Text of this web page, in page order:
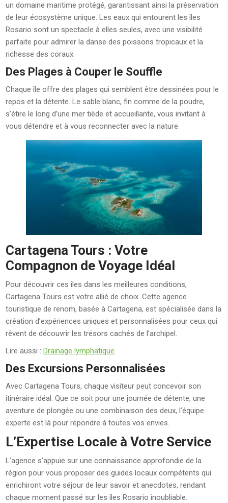
un domaine maritime protégé, garantissant ainsi la préservation
de leur écosystème unique. Les eaux qui entourent les îles
Rosario sont un spectacle à elles seules, avec une visibilité
parfaite pour admirer la danse des poissons tropicaux et la
richesse des coraux.
Des Plages à Couper le Souffle
Chaque île offre des plages qui semblent être dessinées pour le
repos et la détente. Le sable blanc, fin comme de la poudre,
s’étire le long d’une mer tiède et accueillante, vous invitant à
vous détendre et à vous reconnecter avec la nature.
Cartagena Tours : Votre
Compagnon de Voyage Idéal
Pour découvrir ces îles dans les meilleures conditions,
Cartagena Tours est votre allié de choix. Cette agence
touristique de renom, basée à Cartagena, est spécialisée dans la
création d’expériences uniques et personnalisées pour ceux qui
rêvent de découvrir les trésors cachés de l’archipel.
Lire aussi :Drainage lymphatique
Des Excursions Personnalisées
Avec Cartagena Tours, chaque visiteur peut concevoir son
itinéraire idéal. Que ce soit pour une journée de détente, une
aventure de plongée ou une combinaison des deux, l’équipe
experte est là pour répondre à toutes vos envies.
L’Expertise Locale à Votre Service
L’agence s’appuie sur une connaissance approfondie de la
région pour vous proposer des guides locaux compétents qui
enrichiront votre séjour de leur savoir et anecdotes, rendant
chaque moment passé sur les îles Rosario inoubliable.